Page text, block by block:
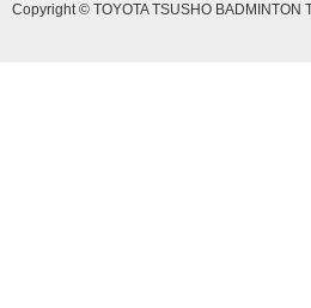
Copyright © TOYOTA TSUSHO BADMINTON